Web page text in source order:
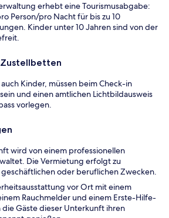
erhebt eine Tourismusabgabe:
Person/pro Nacht für bis zu 10
Kinder unter 10 Jahren sind von der
Kinder, müssen beim Check-in
und einen amtlichen Lichtbildausweis
vorlegen.
wird von einem professionellen
Die Vermietung erfolgt zu
oder beruflichen Zwecken.
vor Ort mit einem
Rauchmelder und einem Erste-Hilfe-
die Gäste dieser Unterkunft ihren